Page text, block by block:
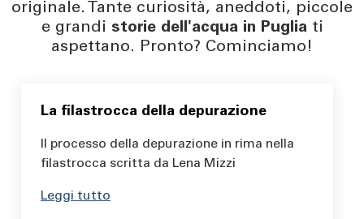
originale. Tante curiosità, aneddoti, piccole
e grandi storie dell'acqua in Pugliati
aspettano. Pronto? Cominciamo!
La filastrocca della depurazione
Il processo della depurazione in rima nella
filastrocca scritta da Lena Mizzi
Leggi tutto